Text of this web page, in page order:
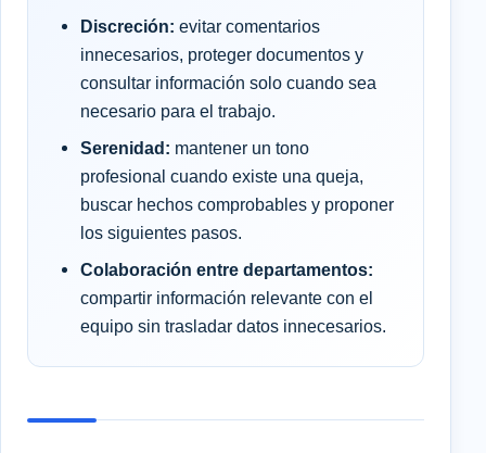
Discreción: evitar comentarios
innecesarios, proteger documentos y
consultar información solo cuando sea
necesario para el trabajo.
Serenidad: mantener un tono
profesional cuando existe una queja,
buscar hechos comprobables y proponer
los siguientes pasos.
Colaboración entre departamentos:
compartir información relevante con el
equipo sin trasladar datos innecesarios.